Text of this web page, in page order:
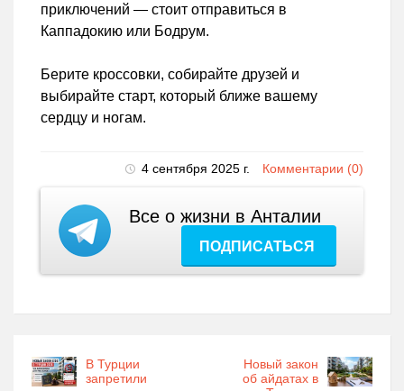
приключений — стоит отправиться в
Каппадокию или Бодрум.
Берите кроссовки, собирайте друзей и
выбирайте старт, который ближе вашему
сердцу и ногам.
4 сентября 2025 г. Комментарии (0)
Все о жизни в Анталии
ПОДПИСАТЬСЯ
В Турции
запретили
Новый закон
об айдатах в